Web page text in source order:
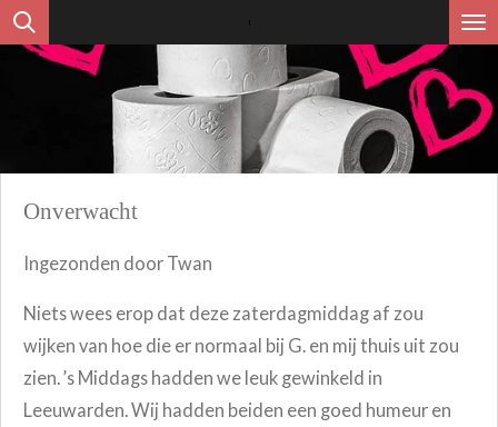
Ga
direct
hoofdinhoud
Onverwacht
Ingezonden door Twan
Niets wees erop dat deze zaterdagmiddag af zou
wijken van hoe die er normaal bij G. en mij thuis uit zou
zien. ’s Middags hadden we leuk gewinkeld in
Leeuwarden. Wij hadden beiden een goed humeur en